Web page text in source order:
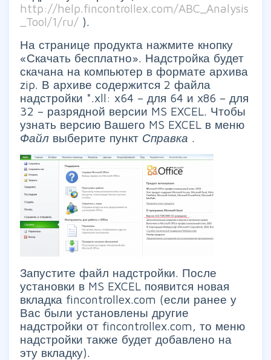
http://help.fincontrollex.com/ABC_Analysis
_Tool/1/ru/ ).
На странице продукта нажмите кнопку
«Скачать бесплатно». Надстройка будет
скачана на компьютер в формате архива
zip. В архиве содержится 2 файла
надстройки *.xll: x64 – для 64 и x86 – для
32 – разрядной версии MS EXCEL. Чтобы
узнать версию Вашего MS EXCEL в меню
Файл выберите пункт Справка .
Запустите файл надстройки. После
установки в MS EXCEL появится новая
вкладка fincontrollex.com (если ранее у
Вас были установлены другие
надстройки от fincontrollex.com, то меню
надстройки также будет добавлено на
эту вкладку).